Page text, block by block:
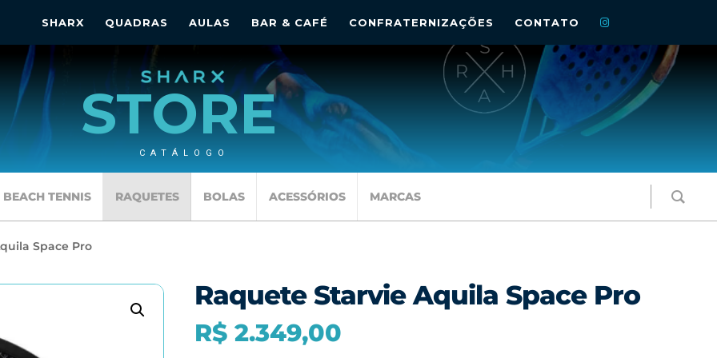
SHARX QUADRAS AULAS BAR & CAFÉ CONFRATERNIZAÇÕES CONTATO
STORE
CATÁLOGO
BEACH TENNIS RAQUETES BOLAS ACESSÓRIOS MARCAS
Space Pro
Raquete Starvie Aquila Space Pro
R$ 2.349,00